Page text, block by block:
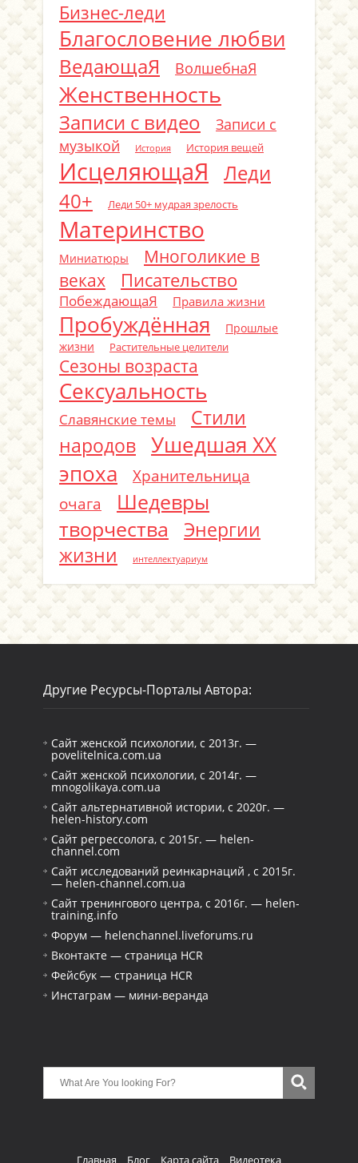
Бизнес-леди
Благословение любви
ВедающаЯ ВолшебнаЯ
Женственность
Записи с видео
Записи с
музыкой
История История вещей
ИсцеляющаЯ
Леди
40+
Леди 50+ мудрая зрелость
Материнство
Миниатюры
Многоликие в
веках
Писательство
ПобеждающаЯ Правила жизни
Пробуждённая
Прошлые
жизни
Растительные целители
Сезоны возраста
Сексуальность
Славянские темы
Стили
народов
Ушедшая ХХ
эпоха
Хранительница
очага
Шедевры
творчества
Энергии
жизни
интеллектуариум
Другие Ресурсы-Порталы Автора:
Сайт женской психологии, с 2013г. —
povelitelnica.com.ua
Сайт женской психологии, с 2014г. —
mnogolikaya.com.ua
Сайт альтернативной истории, с 2020г. —
helen-history.com
Сайт регрессолога, с 2015г. — helen-
channel.com
Сайт исследований реинкарнаций , с 2015г.
— helen-channel.com.ua
Сайт тренингового центра, с 2016г. — helen-
training.info
Форум — helenchannel.liveforums.ru
Вконтакте — страница HCR
Фейсбук — страница HCR
Инстаграм — мини-веранда
Главная Блог Карта сайта Видеотека